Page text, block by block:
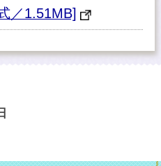
／1.51MB]